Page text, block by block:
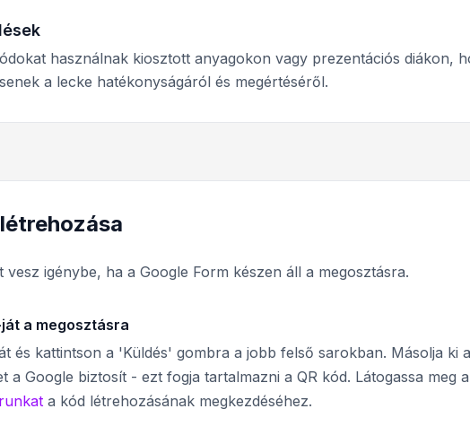
használnak kiosztott anyagokon vagy prezentációs diákon,
a lecke hatékonyságáról és megértéséről.
igénybe, ha a Google Form készen áll a megosztásra.
a megosztásra
és kattintson a 'Küldés' gombra a jobb felső sarokban. Másolja ki a
a Google biztosít - ezt fogja tartalmazni a QR kód. Látogassa meg
a kód létrehozásának megkezdéséhez.